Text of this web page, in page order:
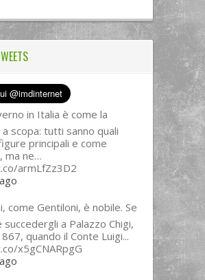
in Italia è come la
scopa: tutti sanno quali
principali e come
ma ne…
armLfZz3D2
come Gentiloni, è nobile. Se
a Palazzo Chigi,
quando il Conte Luigi...
x5gCNARpgG